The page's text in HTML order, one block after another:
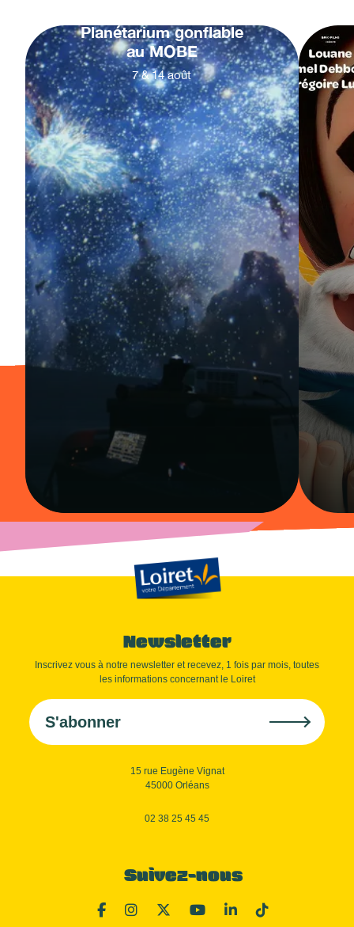
Planétarium gonflable
au MOBE
7 & 14 août
Newsletter
Inscrivez vous à notre newsletter et recevez, 1 fois par mois, toutes
les informations concernant le Loiret
S'abonner
15 rue Eugène Vignat
45000 Orléans
02 38 25 45 45
Suivez-nous